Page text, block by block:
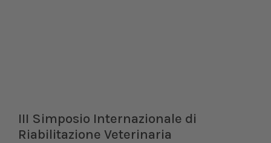
III Simposio Internazionale di
Riabilitazione Veterinaria